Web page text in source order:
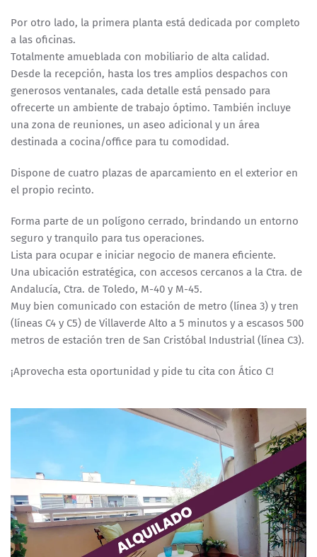
Por otro lado, la primera planta está dedicada por completo
a las oficinas.
Totalmente amueblada con mobiliario de alta calidad.
Desde la recepción, hasta los tres amplios despachos con
generosos ventanales, cada detalle está pensado para
ofrecerte un ambiente de trabajo óptimo. También incluye
una zona de reuniones, un aseo adicional y un área
destinada a cocina/office para tu comodidad.
Dispone de cuatro plazas de aparcamiento en el exterior en
el propio recinto.
Forma parte de un polígono cerrado, brindando un entorno
seguro y tranquilo para tus operaciones.
Lista para ocupar e iniciar negocio de manera eficiente.
Una ubicación estratégica, con accesos cercanos a la Ctra. de
Andalucía, Ctra. de Toledo, M-40 y M-45.
Muy bien comunicado con estación de metro (línea 3) y tren
(líneas C4 y C5) de Villaverde Alto a 5 minutos y a escasos 500
metros de estación tren de San Cristóbal Industrial (línea C3).
¡Aprovecha esta oportunidad y pide tu cita con Ático C!